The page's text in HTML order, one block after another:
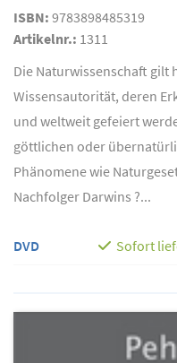
ISBN: 9783898485319
Artikelnr.: 1311
Die Naturwissenschaft gilt
Wissensautorität, deren
und weltweit gefeiert
göttlichen oder
Phänomene wie
Nachfolger Darwins ?...
DVD Sofort